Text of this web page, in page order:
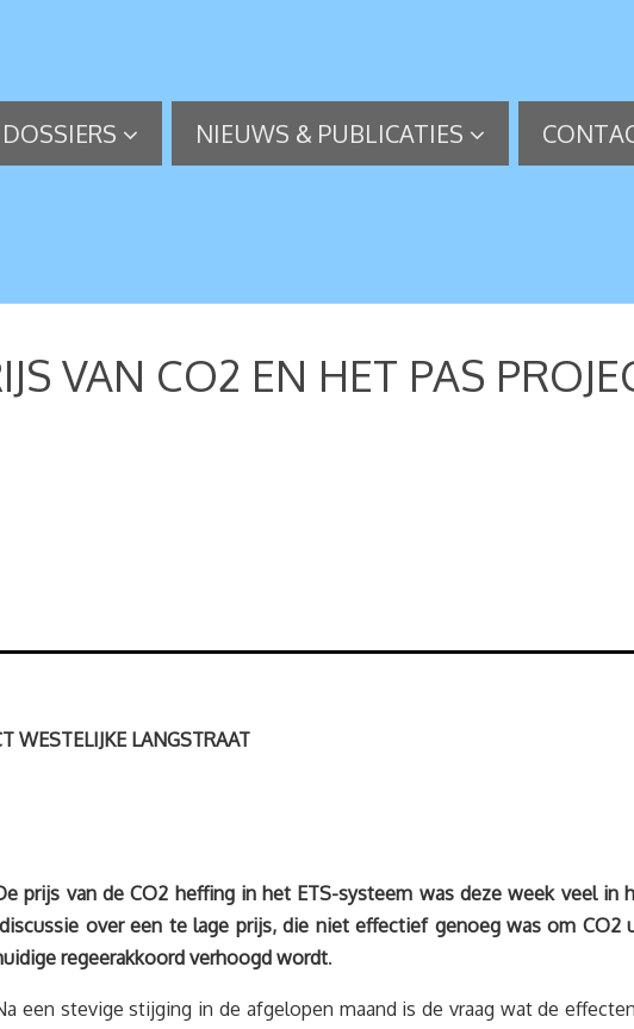
DOSSIERS NIEUWS & PUBLICATIES
VAN CO2 EN HET PAS
WESTELIJKE LANGSTRAAT
prijs van de CO2 heffing in het ETS-systeem was deze week veel in
discussie over een te lage prijs, die niet effectief genoeg was om
regeerakkoord verhoogd wordt.
een stevige stijging in de afgelopen maand is de vraag wat de